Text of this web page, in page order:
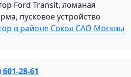
Ford Transit, ломаная
пусковое устройство
в районе Сокол САО Москвы
601-28-61